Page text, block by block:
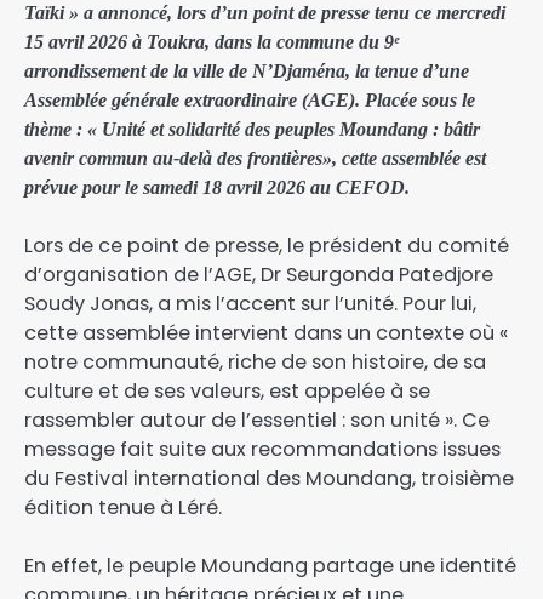
Taïki » a annoncé, lors d’un point de presse tenu ce mercredi
15 avril 2026 à Toukra, dans la commune du 9ᵉ
arrondissement de la ville de N’Djaména, la tenue d’une
Assemblée générale extraordinaire (AGE). Placée sous le
thème : « Unité et solidarité des peuples Moundang : bâtir
avenir commun au-delà des frontières», cette assemblée est
prévue pour le samedi 18 avril 2026 au CEFOD.
Lors de ce point de presse, le président du comité
d’organisation de l’AGE, Dr Seurgonda Patedjore
Soudy Jonas, a mis l’accent sur l’unité. Pour lui,
cette assemblée intervient dans un contexte où «
notre communauté, riche de son histoire, de sa
culture et de ses valeurs, est appelée à se
rassembler autour de l’essentiel : son unité ». Ce
message fait suite aux recommandations issues
du Festival international des Moundang, troisième
édition tenue à Léré.
En effet, le peuple Moundang partage une identité